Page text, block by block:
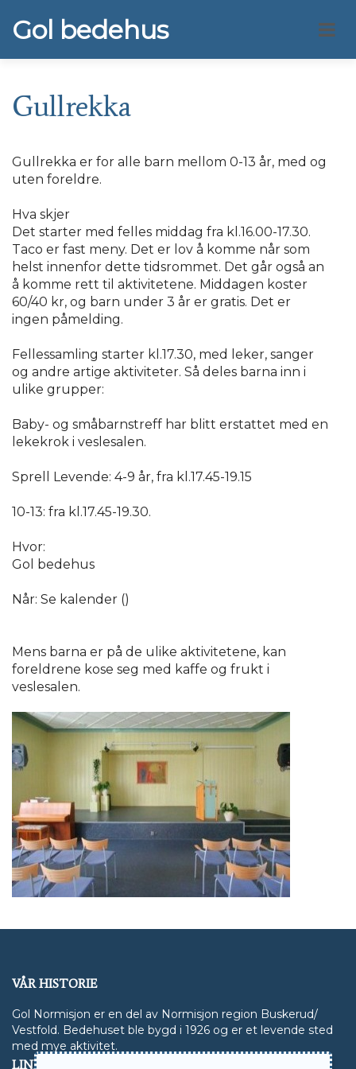
Gol bedehus
Gullrekka
Gullrekka er for alle barn mellom 0-13 år, med og
uten foreldre.
Hva skjer
Det starter med felles middag fra kl.16.00-17.30.
Taco er fast meny. Det er lov å komme når som
helst innenfor dette tidsrommet. Det går også an
å komme rett til aktivitetene. Middagen koster
60/40 kr, og barn under 3 år er gratis. Det er
ingen påmelding.
Fellessamling starter kl.17.30, med leker, sanger
og andre artige aktiviteter. Så deles barna inn i
ulike grupper:
Baby- og småbarnstreff har blitt erstattet med en
lekekrok i veslesalen.
Sprell Levende: 4-9 år, fra kl.17.45-19.15
10-13: fra kl.17.45-19.30.
Hvor:
Gol bedehus
Når: Se kalender ()
Mens barna er på de ulike aktivitetene, kan
foreldrene kose seg med kaffe og frukt i
veslesalen.
VÅR HISTORIE
Gol Normisjon er en del av Normisjon region Buskerud/
Vestfold. Bedehuset ble bygd i 1926 og er et levende sted
med mye aktivitet.
LINKER